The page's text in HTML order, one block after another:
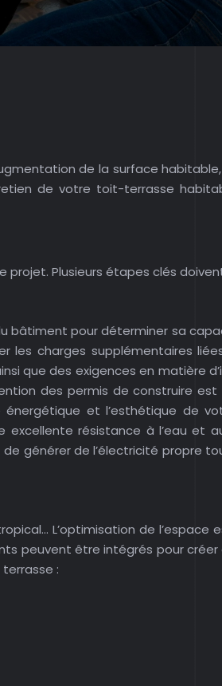
de la surface
de votre toit-terrasse
Plusieurs étapes clés
bâtiment pour déterminer sa
charges supplémentaires
que des exigences en matière
des permis de construire est
et l’esthétique de
résistance à l’eau et
générer de l’électricité propre
L’optimisation de l’espace
peuvent être intégrés pour créer
: